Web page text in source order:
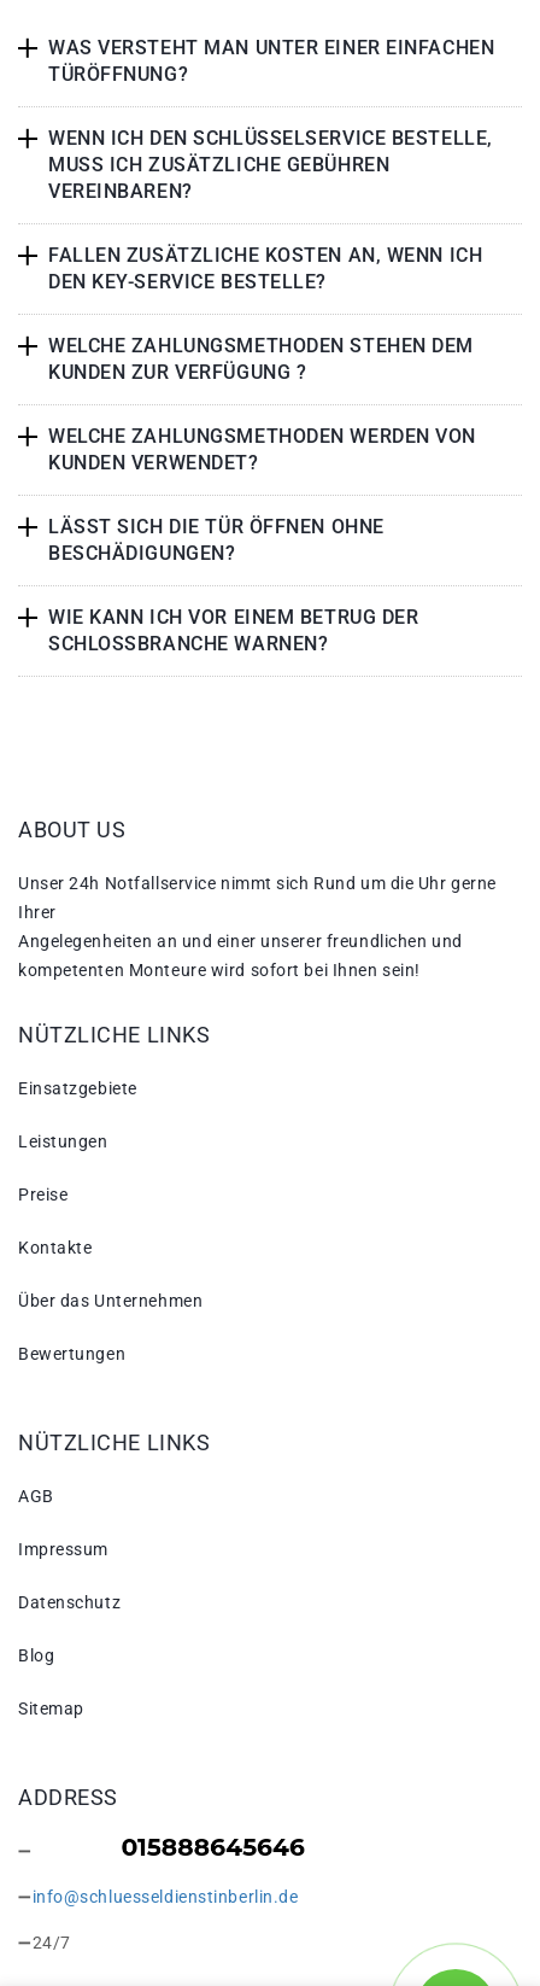
WAS VERSTEHT MAN UNTER EINER EINFACHEN
TÜRÖFFNUNG?
WENN ICH DEN SCHLÜSSELSERVICE BESTELLE,
MUSS ICH ZUSÄTZLICHE GEBÜHREN
VEREINBAREN?
FALLEN ZUSÄTZLICHE KOSTEN AN, WENN ICH
DEN KEY-SERVICE BESTELLE?
WELCHE ZAHLUNGSMETHODEN STEHEN DEM
KUNDEN ZUR VERFÜGUNG ?
WELCHE ZAHLUNGSMETHODEN WERDEN VON
KUNDEN VERWENDET?
LÄSST SICH DIE TÜR ÖFFNEN OHNE
BESCHÄDIGUNGEN?
WIE KANN ICH VOR EINEM BETRUG DER
SCHLOSSBRANCHE WARNEN?
ABOUT US
Unser 24h Notfallservice nimmt sich Rund um die Uhr gerne
Ihrer
Angelegenheiten an und einer unserer freundlichen und
kompetenten Monteure wird sofort bei Ihnen sein!
NÜTZLICHE LINKS
Einsatzgebiete
Leistungen
Preise
Kontakte
Über das Unternehmen
Bewertungen
NÜTZLICHE LINKS
AGB
Impressum
Datenschutz
Blog
Sitemap
ADDRESS
info@schluesseldienstinberlin.de
24/7